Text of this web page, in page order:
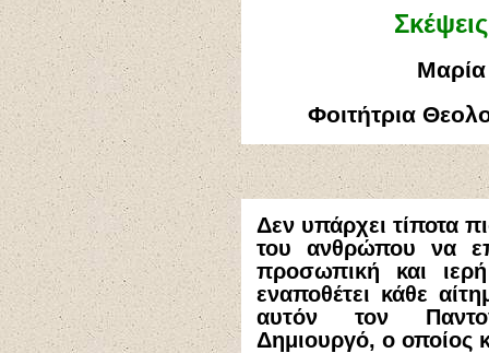
Φοιτήτρια
Δεν υπάρχει τίποτα
του ανθρώπου να
προσωπική και
εναποθέτει κάθε
αυτόν τον
Δημιουργό, ο οποίος